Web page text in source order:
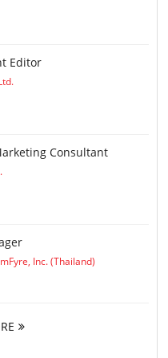
Editor
Consultant
Inc. (Thailand)